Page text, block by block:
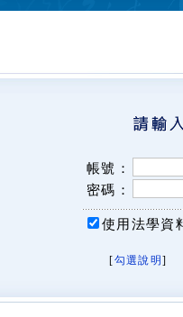
帳號：
密碼：
使用法學資
[勾選說明 ]